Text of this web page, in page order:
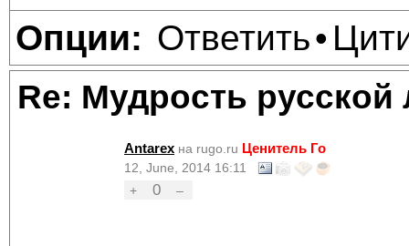
Опции: Ответить•
Re: Мудрость русской
Antarex на rugo.ru Ценитель Го
12, June, 2014 16:11
+
0 –